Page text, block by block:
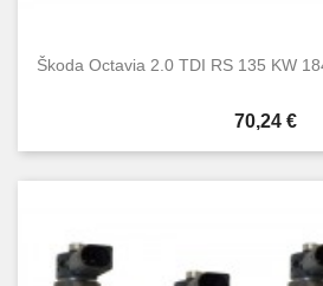
Škoda Octavia 2.0 TDI RS 135 KW
Prezzo
70,24 €